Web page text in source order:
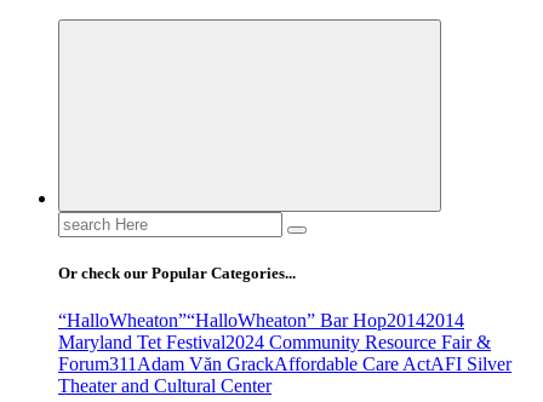
Search
for:
Or check our Popular Categories...
“HalloWheaton”“HalloWheaton” Bar Hop20142014
Maryland Tet Festival2024 Community Resource Fair &
Forum311 Adam Văn GrackAffordable Care ActAFI Silver
Theater and Cultural Center